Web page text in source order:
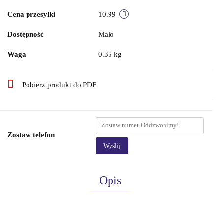
Cena przesyłki 10.99
Dostępność Mało
Waga 0.35 kg
Pobierz produkt do PDF
Zostaw telefon
Wyślij
Opis